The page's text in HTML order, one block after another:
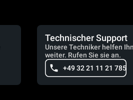
Technischer Support
Unsere Techniker helfen
weiter. Rufen Sie sie an.
+49 32 21 11 21 785